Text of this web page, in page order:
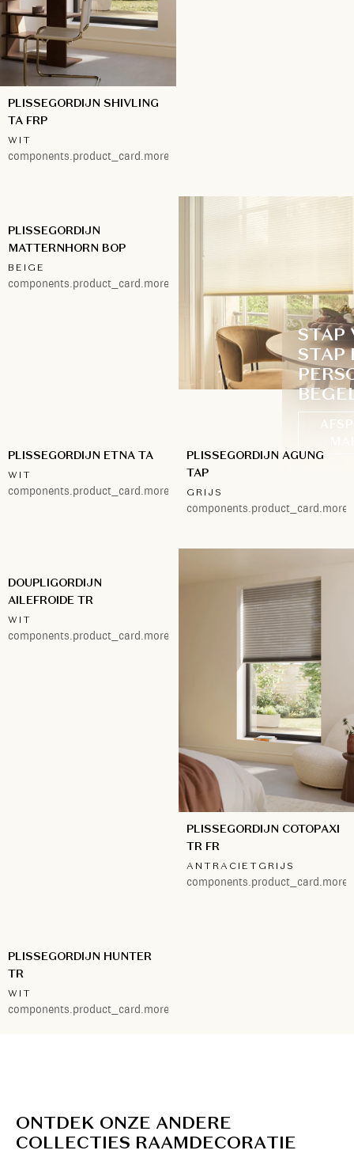
PLISSEGORDIJN SHIVLING
TA FRP
WIT
components.product_card.more.1
PLISSEGORDIJN
MATTERNHORN BOP
BEIGE
components.product_card.more.1
STAP
STAP
PLISSEGORDIJN ETNA TA
WIT
components.product_card.more.2
PLISSEGORDIJN AGUNG
TAP
GRIJS
DOUPLIGORDIJN
AILEFROIDE TR
WIT
components.product_card.more.2
PLISSEGORDIJN COTOPAXI
TR FR
ANTRACIETGRIJS
PLISSEGORDIJN HUNTER
TR
WIT
components.product_card.more.4
ONTDEK ONZE ANDERE
COLLECTIES RAAMDECORATIE